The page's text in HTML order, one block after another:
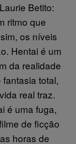
Betito:
ritmo que
os níveis
Hentai é um
da realidade
total,
real traz.
é uma fuga,
de ficção
horas de